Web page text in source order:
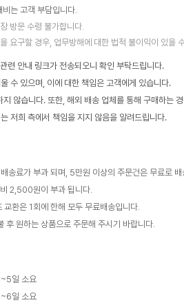
는 고객 부담입니다.
방문 수령 불가합니다.
요구할 경우, 업무방해에 대한 법적 불이익이 있을
련 안내 링크가 전송되오니 확인 부탁드립니다.
수 있으며, 이에 대한 책임은 고객에게 있습니다.
않습니다. 또한, 해외 배송 업체를 통해 구매하는
저희 측에서 책임을 지지 않음을 알려드립니다.
송료가 부과 되며, 5만원 이상의 주문건은 무료로 배
2,500원이 부과 됩니다.
환은 1회에 한해 모두 무료배송입니다.
후 원하는 상품으로 주문해 주시기 바랍니다.
일 소요
일 소요